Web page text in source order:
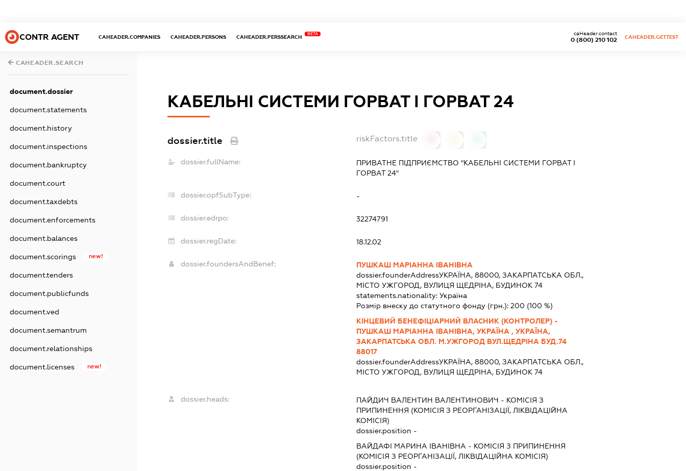
CONTR AGENT CAHEADER.COMPANIES CAHEADER.PERSONS CAHEADER.PERSSEARCH
BETA
0 (800) 210 102
caHeader.contact
CAHEADER.GETTEST
CAHEADER.SEARCH
document.dossier
document.statements
document.history
document.inspections
document.bankruptcy
document.court
document.taxdebts
document.enforcements
document.balances
document.scorings new!
document.tenders
document.publicfunds
document.ved
document.semantrum
document.relationships
document.licenses new!
КАБЕЛЬНІ СИСТЕМИ ГОРВАТ І ГОРВАТ 24
dossier.title riskFactors.title
dossier.fullName:
ПРИВАТНЕ ПІДПРИЄМСТВО "КАБЕЛЬНІ СИСТЕМИ ГОРВАТ І
ГОРВАТ 24"
dossier.opfSubType: -
dossier.edrpo: 32274791
dossier.regDate: 18.12.02
dossier.foundersAndBenef:
ПУШКАШ МАРІАННА ІВАНІВНА
dossier.founderAddressУКРАЇНА, 88000, ЗАКАРПАТСЬКА ОБЛ.,
МІСТО УЖГОРОД, ВУЛИЦЯ ЩЕДРІНА, БУДИНОК 74
statements.nationality:Україна
Розмір внеску до статутного фонду (грн.):200 (100 %)
КІНЦЕВИЙ БЕНЕФІЦІАРНИЙ ВЛАСНИК (КОНТРОЛЕР) -
ПУШКАШ МАРІАННА ІВАНІВНА, УКРАЇНА , УКРАЇНА,
ЗАКАРПАТСЬКА ОБЛ. М.УЖГОРОД ВУЛ.ЩЕДРІНА БУД.74
88017
dossier.founderAddressУКРАЇНА, 88000, ЗАКАРПАТСЬКА ОБЛ.,
МІСТО УЖГОРОД, ВУЛИЦЯ ЩЕДРІНА, БУДИНОК 74
dossier.heads: ПАЙДИЧ ВАЛЕНТИН ВАЛЕНТИНОВИЧ - КОМІСІЯ З
ПРИПИНЕННЯ (КОМІСІЯ З РЕОРГАНІЗАЦІЇ, ЛІКВІДАЦІЙНА
КОМІСІЯ)
dossier.position -
ВАЙДАФІ МАРИНА ІВАНІВНА - КОМІСІЯ З ПРИПИНЕННЯ
(КОМІСІЯ З РЕОРГАНІЗАЦІЇ, ЛІКВІДАЦІЙНА КОМІСІЯ)
dossier.position -